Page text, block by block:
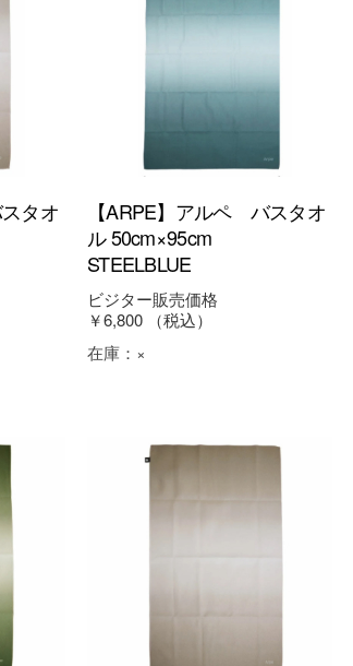
タオ
【ARPE】アルペ バスタオ
ル 50cm×95cm
STEELBLUE
ビジター販売価格
￥6,800
（税込）
在庫： ×